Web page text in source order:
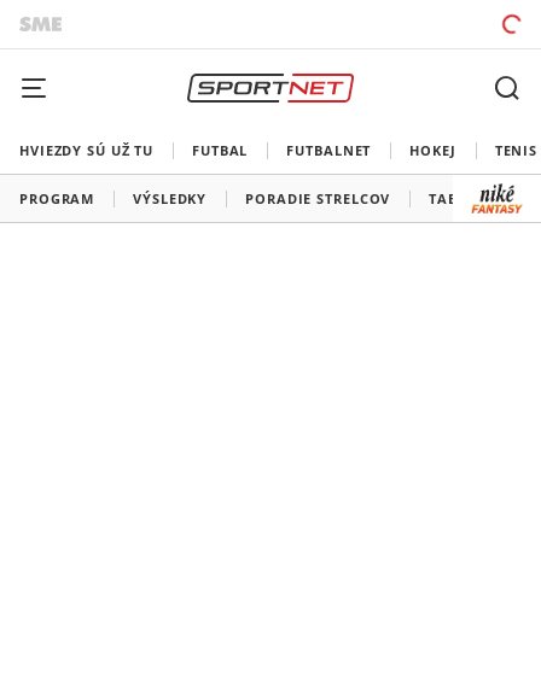
HVIEZDY SÚ UŽ TU FUTBAL FUTBALNET HOKEJ TENIS
PROGRAM VÝSLEDKY PORADIE STRELCOV TABUĽKY A